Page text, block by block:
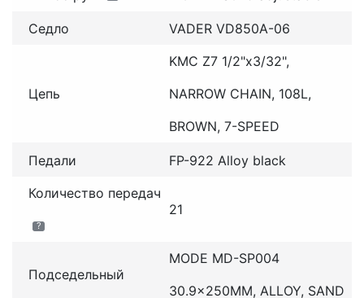
Седло VADER VD850A-06
Цепь
KMC Z7 1/2"x3/32",
NARROW CHAIN, 108L,
BROWN, 7-SPEED
Педали
FP-922 Alloy black
Количество передач
?
21
Подседельный
MODE MD-SP004
30.9x250MM, ALLOY, SAND